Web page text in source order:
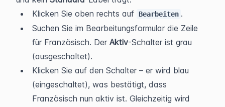
Klicken Sie oben rechts auf Bearbeiten .
Suchen Sie im Bearbeitungsformular die Zeile
für Französisch. Der Aktiv-Schalter ist grau
(ausgeschaltet).
Klicken Sie auf den Schalter – er wird blau
(eingeschaltet), was bestätigt, dass
Französisch nun aktiv ist. Gleichzeitig wird